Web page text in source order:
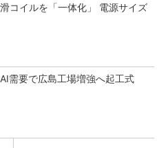
コイルを「一体化」 電源サイズ
需要で広島工場増強へ起工式